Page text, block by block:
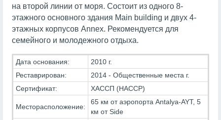
на второй линии от моря. Состоит из одного 8-
этажного основного здания Main building и двух 4-
этажных корпусов Annex. Рекомендуется для
семейного и молодежного отдыха.
Дата основания:
2010 г.
Реставрирован:
2014 - Общественные места г.
Сертификат:
ХАССП (HACCP)
Месторасположение:
65 км от аэропорта Antalya-AYT, 5
км от Side